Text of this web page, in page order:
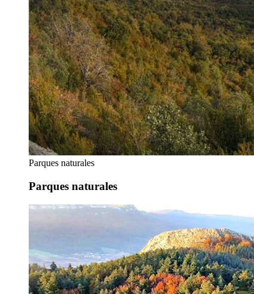
Parques naturales
Parques naturales